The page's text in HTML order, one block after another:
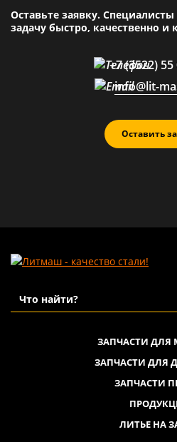
Оставьте заявку.
задачу быстро, качественно и
Оставить
+7 (3522) 55
info@lit-
ЗАПЧАСТИ ДЛЯ
ЗАПЧАСТИ ДЛЯ
ЗАПЧАСТИ
ЛИТЬЕ НА